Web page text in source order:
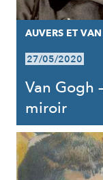
AUVERS ET
27/05/2020
Van Gogh
miroir